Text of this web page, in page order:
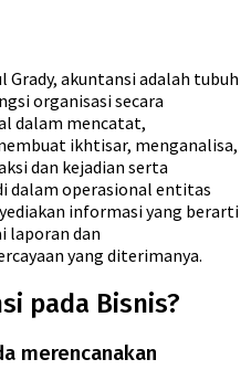
Grady, akuntansi adalah tubuh
organisasi secara
dalam mencatat,
ikhtisar, menganalisa,
dan kejadian serta
dalam operasional entitas
informasi yang berarti
laporan dan
yang diterimanya.
pada Bisnis?
merencanakan